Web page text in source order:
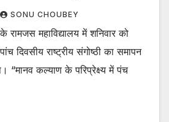
SONU CHOUBEY
के रामजस महाविद्यालय में शनिवार को
दिवसीय राष्ट्रीय संगोष्ठी का समापन
“मानव कल्याण के परिप्रेक्ष्य में पंच